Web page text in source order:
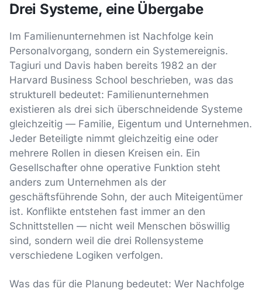
Drei Systeme, eine Übergabe
Im Familienunternehmen ist Nachfolge kein
Personalvorgang, sondern ein Systemereignis.
Tagiuri und Davis haben bereits 1982 an der
Harvard Business School beschrieben, was das
strukturell bedeutet: Familienunternehmen
existieren als drei sich überschneidende Systeme
gleichzeitig — Familie, Eigentum und Unternehmen.
Jeder Beteiligte nimmt gleichzeitig eine oder
mehrere Rollen in diesen Kreisen ein. Ein
Gesellschafter ohne operative Funktion steht
anders zum Unternehmen als der
geschäftsführende Sohn, der auch Miteigentümer
ist. Konflikte entstehen fast immer an den
Schnittstellen — nicht weil Menschen böswillig
sind, sondern weil die drei Rollensysteme
verschiedene Logiken verfolgen.
Was das für die Planung bedeutet: Wer Nachfolge